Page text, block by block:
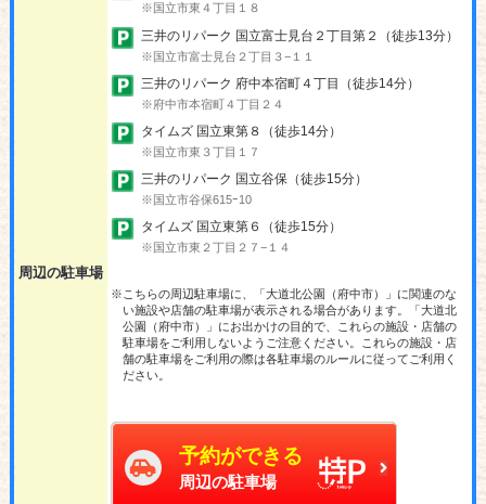
周辺の駐車場
※国立市東４丁目１８
三井のリパーク 国立富士見台２丁目第２（徒歩13分）
※国立市富士見台２丁目３−１１
三井のリパーク 府中本宿町４丁目（徒歩14分）
※府中市本宿町４丁目２４
タイムズ 国立東第８（徒歩14分）
※国立市東３丁目１７
三井のリパーク 国立谷保（徒歩15分）
※国立市谷保615ｰ10
タイムズ 国立東第６（徒歩15分）
※国立市東２丁目２７−１４
※こちらの周辺駐車場に、「大道北公園（府中市）」に関連のな
い施設や店舗の駐車場が表示される場合があります。「大道北
公園（府中市）」にお出かけの目的で、これらの施設・店舗の
駐車場をご利用しないようご注意ください。これらの施設・店
舗の駐車場をご利用の際は各駐車場のルールに従ってご利用く
ださい。
予約ができる
周辺の駐車場